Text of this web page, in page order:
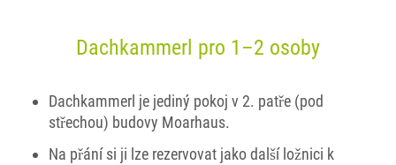
Dachkammerl pro 1–2 osoby
Dachkammerl je jediný pokoj v 2. patře (pod
střechou) budovy Moarhaus.
Na přání si ji lze rezervovat jako další ložnici k